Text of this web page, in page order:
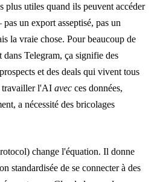
plus utiles quand ils peuvent accéder
un export asseptisé, pas un
la vraie chose. Pour beaucoup de
Telegram, ça signifie des
et des deals qui vivent tous
travailler l'AI avec ces données,
a nécessité des bricolages
change l'équation. Il donne
standardisée de se connecter à des